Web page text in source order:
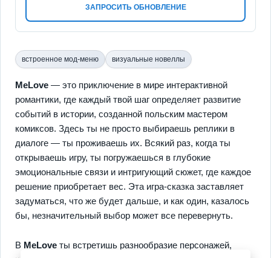
ЗАПРОСИТЬ ОБНОВЛЕНИЕ
встроенное мод-меню визуальные новеллы
MeLove — это приключение в мире интерактивной
романтики, где каждый твой шаг определяет развитие
событий в истории, созданной польским мастером
комиксов. Здесь ты не просто выбираешь реплики в
диалоге — ты проживаешь их. Всякий раз, когда ты
открываешь игру, ты погружаешься в глубокие
эмоциональные связи и интригующий сюжет, где каждое
решение приобретает вес. Эта игра-сказка заставляет
задуматься, что же будет дальше, и как один, казалось
бы, незначительный выбор может все перевернуть.
В MeLove ты встретишь разнообразие персонажей,